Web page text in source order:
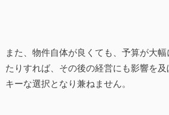
また、物件自体が良くても、予算が大
たりすれば、その後の経営にも影響を
キーな選択となり兼ねません。